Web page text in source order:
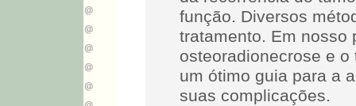
função. Diversos
tratamento. Em nosso
osteoradionecrose e
um ótimo guia para a
suas complicações.